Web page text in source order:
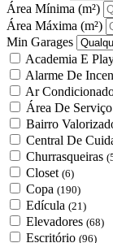
Área Mínima (m²)
Área Máxima (m²)
Min Garages
Academia E
Alarme De
Ar
Área De Serviço
Bairro
Central De
Churrasqueiras
Closet (6)
Copa (190)
Edícula (21)
Elevadores (68)
Escritório (96)